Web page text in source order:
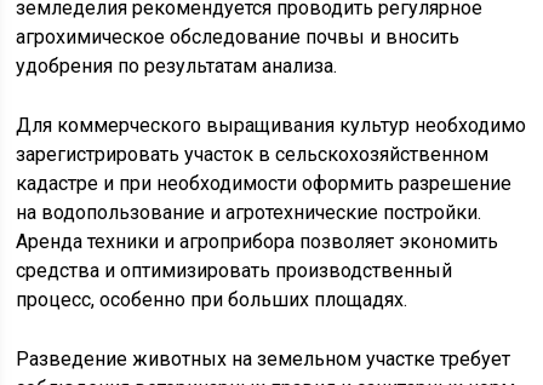
земледелия рекомендуется проводить регулярное
агрохимическое обследование почвы и вносить
удобрения по результатам анализа.
Для коммерческого выращивания культур необходимо
зарегистрировать участок в сельскохозяйственном
кадастре и при необходимости оформить разрешение
на водопользование и агротехнические постройки.
Аренда техники и агроприбора позволяет экономить
средства и оптимизировать производственный
процесс, особенно при больших площадях.
Разведение животных на земельном участке требует